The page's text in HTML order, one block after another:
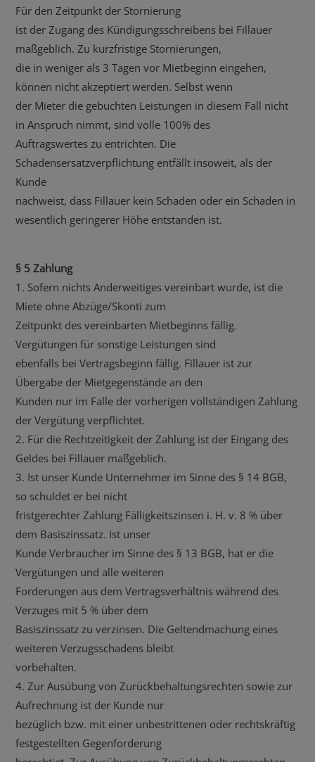
Für den Zeitpunkt der Stornierung
ist der Zugang des Kündigungsschreibens bei Fillauer
maßgeblich. Zu kurzfristige Stornierungen,
die in weniger als 3 Tagen vor Mietbeginn eingehen,
können nicht akzeptiert werden. Selbst wenn
der Mieter die gebuchten Leistungen in diesem Fall nicht
in Anspruch nimmt, sind volle 100% des
Auftragswertes zu entrichten. Die
Schadensersatzverpflichtung entfällt insoweit, als der
Kunde
nachweist, dass Fillauer kein Schaden oder ein Schaden in
wesentlich geringerer Höhe entstanden ist.
§ 5 Zahlung
1. Sofern nichts Anderweitiges vereinbart wurde, ist die
Miete ohne Abzüge/Skonti zum
Zeitpunkt des vereinbarten Mietbeginns fällig.
Vergütungen für sonstige Leistungen sind
ebenfalls bei Vertragsbeginn fällig. Fillauer ist zur
Übergabe der Mietgegenstände an den
Kunden nur im Falle der vorherigen vollständigen Zahlung
der Vergütung verpflichtet.
2. Für die Rechtzeitigkeit der Zahlung ist der Eingang des
Geldes bei Fillauer maßgeblich.
3. Ist unser Kunde Unternehmer im Sinne des § 14 BGB,
so schuldet er bei nicht
fristgerechter Zahlung Fälligkeitszinsen i. H. v. 8 % über
dem Basiszinssatz. Ist unser
Kunde Verbraucher im Sinne des § 13 BGB, hat er die
Vergütungen und alle weiteren
Forderungen aus dem Vertragsverhältnis während des
Verzuges mit 5 % über dem
Basiszinssatz zu verzinsen. Die Geltendmachung eines
weiteren Verzugsschadens bleibt
vorbehalten.
4. Zur Ausübung von Zurückbehaltungsrechten sowie zur
Aufrechnung ist der Kunde nur
bezüglich bzw. mit einer unbestrittenen oder rechtskräftig
festgestellten Gegenforderung